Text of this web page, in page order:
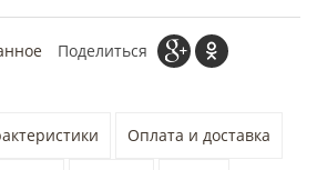
Поделиться
Оплата и доставка